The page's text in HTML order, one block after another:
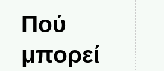
Πού
μπορεί